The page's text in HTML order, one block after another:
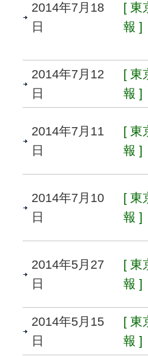
2014年7月18
日
[ 東
報 ]
2014年7月12
日
[ 東
報 ]
2014年7月11
日
[ 東
報 ]
2014年7月10
日
[ 東
報 ]
2014年5月27
日
[ 東
報 ]
2014年5月15
日
[ 東
報 ]